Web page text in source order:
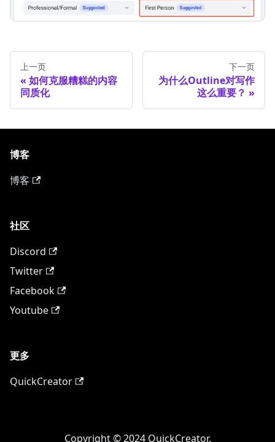
上一页
如何克服糟糕的内容
同质化
下一页
为什么Outline对写作
这么重要？
博客
博客
社区
Discord
Twitter
Facebook
Youtube
更多
QuickCreator
Copyright © 2024 QuickCreator.